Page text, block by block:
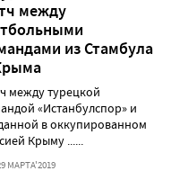
между
из Стамбула
между турецкой
«Истанбулспор» и
в оккупированном
Крыму ......
МАРТА'2019